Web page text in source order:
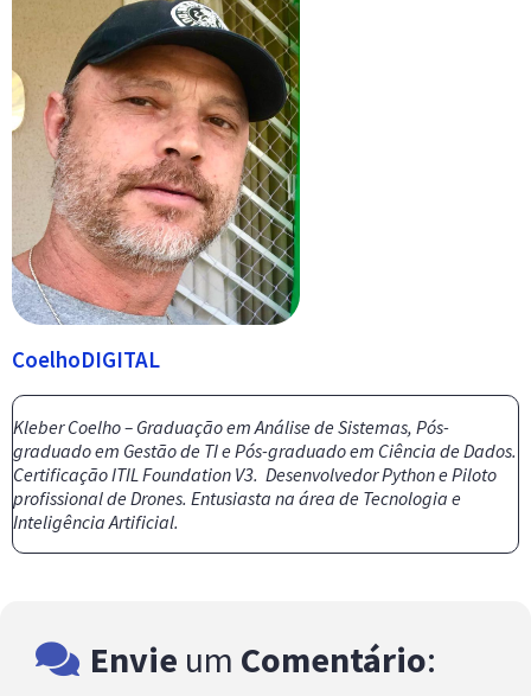
CoelhoDIGITAL
Kleber Coelho – Graduação em Análise de Sistemas, Pós-
graduado em Gestão de TI e Pós-graduado em Ciência de Dados.
Certificação ITIL Foundation V3. Desenvolvedor Python e Piloto
profissional de Drones. Entusiasta na área de Tecnologia e
Inteligência Artificial.
Envie um Comentário: